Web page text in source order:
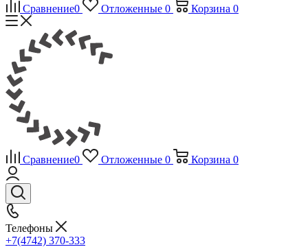
Сравнение0 Отложенные 0 Корзина 0
Сравнение0 Отложенные 0 Корзина 0
Телефоны
+7(4742) 370-333